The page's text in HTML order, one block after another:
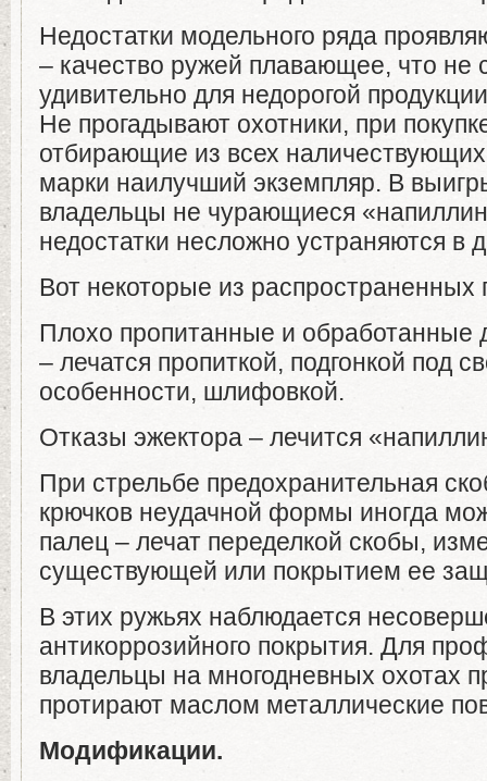
Недостатки модельного ряда
– качество ружей плавающее, что не
удивительно для недорогой
Не прогадывают охотники, при
отбирающие из всех
марки наилучший экземпляр. В
владельцы не чурающиеся
недостатки несложно устраняются в
Вот некоторые из распространенных
Плохо пропитанные и обработанные
– лечатся пропиткой, подгонкой под
особенности, шлифовкой.
Отказы эжектора – лечится
При стрельбе предохранительная
крючков неудачной формы иногда
палец – лечат переделкой скобы,
существующей или покрытием ее
В этих ружьях наблюдается
антикоррозийного покрытия. Для
владельцы на многодневных охотах
протирают маслом металлические
Модификации.